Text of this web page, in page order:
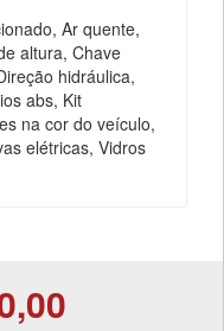
Ar quente,
altura, Chave
hidráulica,
abs, Kit
na cor do veículo,
elétricas, Vidros